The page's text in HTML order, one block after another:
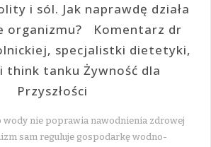
i sól. Jak naprawdę działa
organizmu? Komentarz dr
specjalistki dietetyki,
think tanku Żywność dla
Przyszłości
wody nie poprawia nawodnienia zdrowej
sam reguluje gospodarkę wodno-